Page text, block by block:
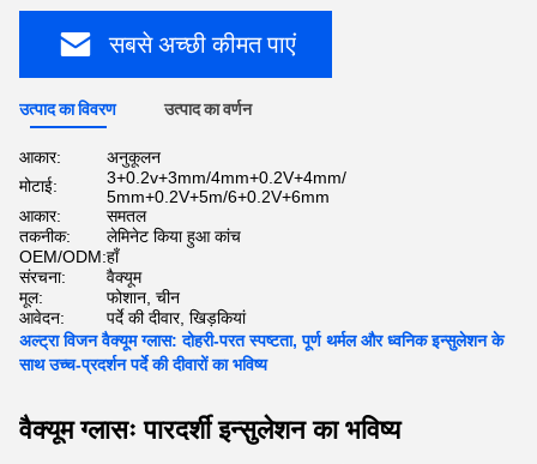
सबसे अच्छी कीमत पाएं
उत्पाद का विवरण उत्पाद का वर्णन
आकार:
अनुकूलन
मोटाई:
3+0.2v+3mm/4mm+0.2V+4mm/
5mm+0.2V+5m/6+0.2V+6mm
आकार:
समतल
तकनीक:
लेमिनेट किया हुआ कांच
OEM/ODM:हाँ
संरचना:
वैक्यूम
मूल:
फोशान, चीन
आवेदन:
पर्दे की दीवार, खिड़कियां
अल्ट्रा विजन वैक्यूम ग्लास: दोहरी-परत स्पष्टता, पूर्ण थर्मल और ध्वनिक इन्सुलेशन के
साथ उच्च-प्रदर्शन पर्दे की दीवारों का भविष्य
वैक्यूम ग्लासः पारदर्शी इन्सुलेशन का भविष्य